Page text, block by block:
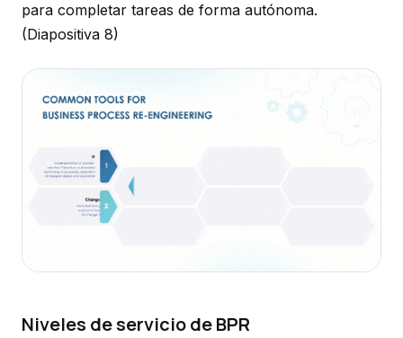
para completar tareas de forma autónoma.
(Diapositiva 8)
Niveles de servicio de BPR